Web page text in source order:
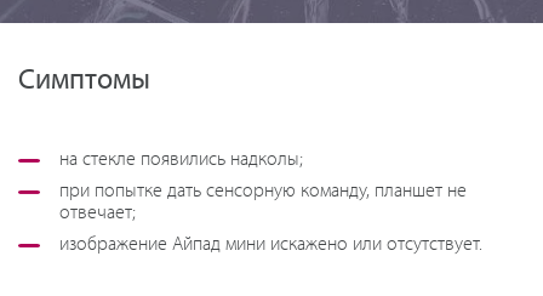
Симптомы
на стекле появились надколы;
при попытке дать сенсорную команду, планшет не
отвечает;
изображение Айпад мини искажено или отсутствует.